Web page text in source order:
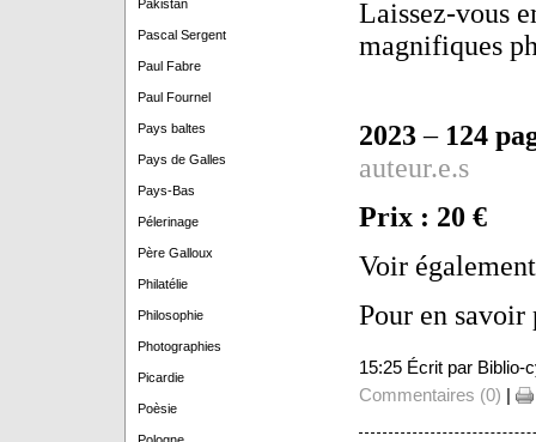
Pakistan
Pascal Sergent
Paul Fabre
Paul Fournel
Pays baltes
Pays de Galles
Pays-Bas
Pélerinage
Père Galloux
Philatélie
Philosophie
Photographies
Picardie
Poèsie
Laissez-vous
magnifiques
2023– 124
auteur.e.s
Prix : 20 €
Voir également
Pour en
15:25 Écrit par Biblio-
Commentaires (0) |